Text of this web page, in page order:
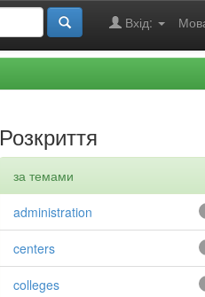
Вхід:
Розкриття
за темами
administration
centers
colleges